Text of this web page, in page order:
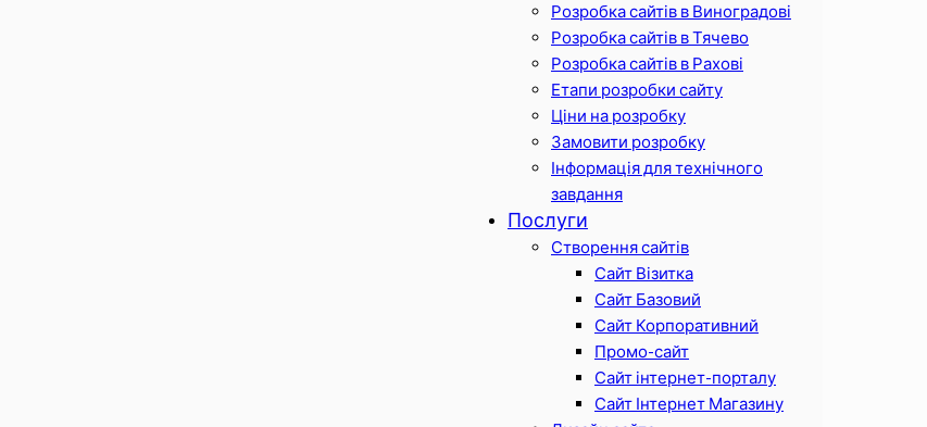
Розробка сайтів в Виноградові
Розробка сайтів в Тячево
Розробка сайтів в Рахові
Етапи розробки сайту
Ціни на розробку
Замовити розробку
Інформація для технічного
завдання
Послуги
Створення сайтів
Сайт Візитка
Сайт Базовий
Сайт Корпоративний
Промо-сайт
Сайт інтернет-порталу
Сайт Інтернет Магазину